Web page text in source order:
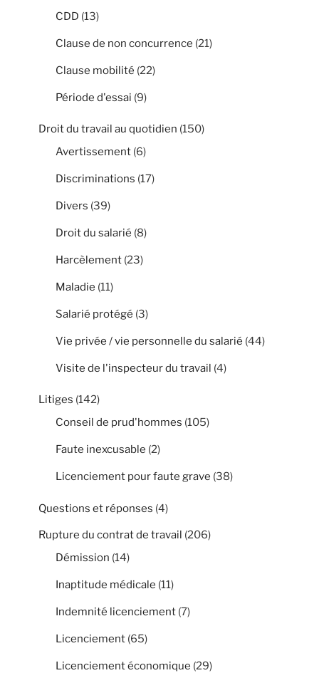
CDD (13)
Clause de non concurrence (21)
Clause mobilité (22)
Période d'essai (9)
Droit du travail au quotidien (150)
Avertissement (6)
Discriminations (17)
Divers (39)
Droit du salarié (8)
Harcèlement (23)
Maladie (11)
Salarié protégé (3)
Vie privée / vie personnelle du salarié (44)
Visite de l'inspecteur du travail (4)
Litiges (142)
Conseil de prud'hommes (105)
Faute inexcusable (2)
Licenciement pour faute grave (38)
Questions et réponses (4)
Rupture du contrat de travail (206)
Démission (14)
Inaptitude médicale (11)
Indemnité licenciement (7)
Licenciement (65)
Licenciement économique (29)